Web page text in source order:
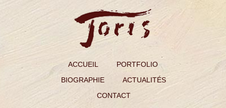
ACCUEIL
PORTFOLIO
BIOGRAPHIE
ACTUALITÉS
CONTACT